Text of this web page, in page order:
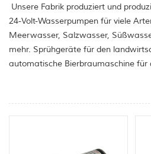
Unsere Fabrik produziert und
24-Volt-Wasserpumpen für viele
Meerwasser, Salzwasser,
mehr. Sprühgeräte für den
automatische Bierbraumaschine für